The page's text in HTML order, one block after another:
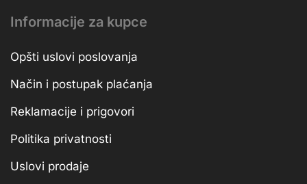
Informacije za kupce
Opšti uslovi poslovanja
Način i postupak plaćanja
Reklamacije i prigovori
Politika privatnosti
Uslovi prodaje